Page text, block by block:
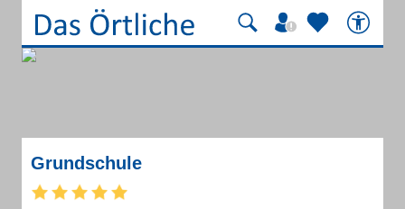
Grundschule